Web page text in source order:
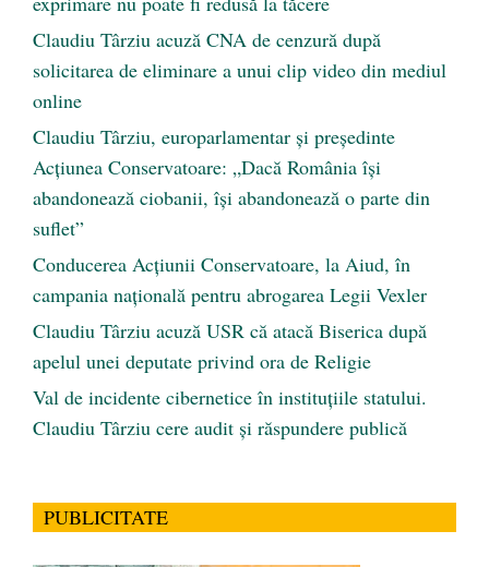
Claudiu Târziu acuză CNA de cenzură după
solicitarea de eliminare a unui clip video din mediul
online
Claudiu Târziu, europarlamentar și președinte
Acțiunea Conservatoare: „Dacă România își
abandonează ciobanii, își abandonează o parte din
suflet”
Conducerea Acțiunii Conservatoare, la Aiud, în
campania națională pentru abrogarea Legii Vexler
Claudiu Târziu acuză USR că atacă Biserica după
apelul unei deputate privind ora de Religie
Val de incidente cibernetice în instituțiile statului.
Claudiu Târziu cere audit și răspundere publică
PUBLICITATE